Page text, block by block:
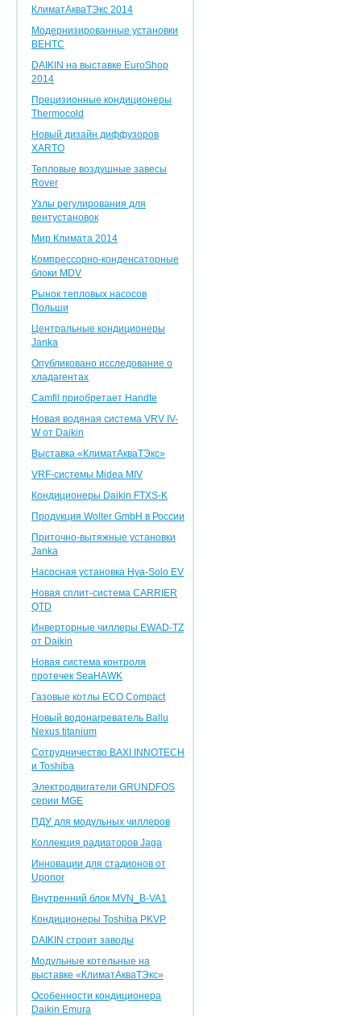
КлиматАкваТЭкс 2014
Модернизированные установки
ВЕНТС
DAIKIN на выставке EuroShop
2014
Прецизионные кондиционеры
Thermocold
Новый дизайн диффузоров
XARTO
Тепловые воздушные завесы
Rover
Узлы регулирования для
вентустановок
Мир Климата 2014
Компрессорно-конденсаторные
блоки MDV
Рынок тепловых насосов
Польши
Центральные кондиционеры
Janka
Опубликовано исследование о
хладагентах
Camfil приобретает Handte
Новая водяная система VRV IV-
W от Daikin
Выставка «КлиматАкваТЭкс»
VRF-системы Midea MIV
Кондиционеры Daikin FTXS-K
Продукция Wolter GmbH в России
Приточно-вытяжные установки
Janka
Насосная установка Hya-Solo EV
Новая сплит-система CARRIER
QTD
Инверторные чиллеры EWAD-TZ
от Daikin
Новая система контроля
протечек SeaHAWK
Газовые котлы ECO Compact
Новый водонагреватель Ballu
Nexus titanium
Сотрудничество BAXI INNOTEСH
и Toshiba
Электродвигатели GRUNDFOS
серии MGE
ПДУ для модульных чиллеров
Коллекция радиаторов Jaga
Инновации для стадионов от
Uponor
Внутренний блок MVN_B-VA1
Кондиционеры Toshiba PKVP
DAIKIN строит заводы
Модульные котельные на
выставке «КлиматАкваТЭкс»
Особенности кондиционера
Daikin Emura